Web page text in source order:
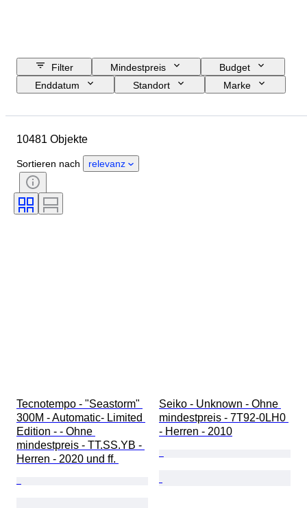
Filter Mindestpreis
Budget
Enddatum
Standort
Marke
Herkunftsland
Geschlecht
Zustand
Periode
Zertifikat
Auflage
Uhrwerk
10481 Objekte
Sortieren nach relevanz
Tecnotempo - "Seastorm"
300M - Automatic- Limited
Edition - - Ohne
mindestpreis - TT.SS.YB -
Herren - 2020 und ff.
Seiko - Unknown - Ohne
mindestpreis - 7T92-0LH0
- Herren - 2010